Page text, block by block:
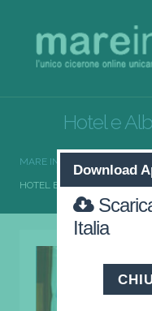
Hotel e
MARE IN ITALIA
HOTEL E ALBERGHI ISOLE
Download
Italia